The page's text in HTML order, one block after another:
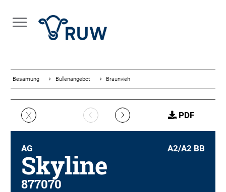
Besamung Bullenangebot Braunvieh
X ‹ › PDF
AG A2/A2 BB
Skyline
877070